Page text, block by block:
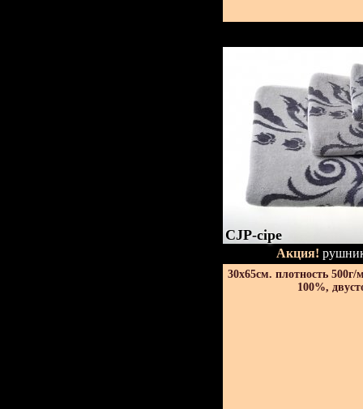
CJP-сіре
Акция!
30х65см. плотность 500г/
100%,